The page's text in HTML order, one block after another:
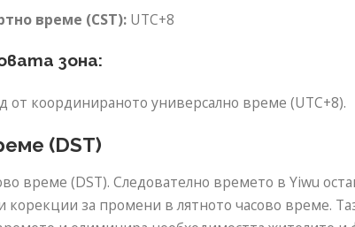
време (CST): UTC+8
зона:
от координираното универсално време (UTC+8).
(DST)
време (DST). Следователно времето в Yiwu
корекции за промени в лятното часово време.